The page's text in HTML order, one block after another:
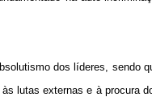
dos líderes, sendo
lutas externas e à procura